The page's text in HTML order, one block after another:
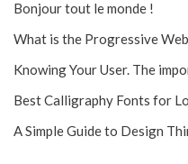
Bonjour tout le monde !
What is the Progressive
Knowing Your User. The
Best Calligraphy Fonts for
A Simple Guide to Design